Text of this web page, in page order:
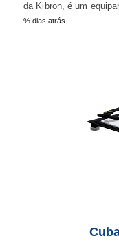
da Kibron, é um
% dias atrás